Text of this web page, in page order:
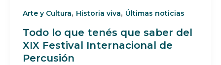
Arte y Cultura, Historia viva, Últimas noticias
Todo lo que tenés que saber del
XIX Festival Internacional de
Percusión